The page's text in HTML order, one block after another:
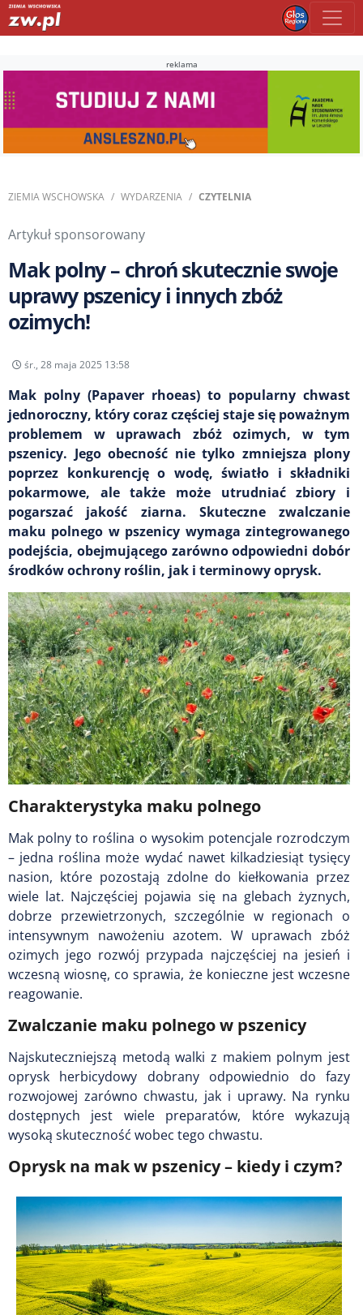
reklama
ZIEMIA WSCHOWSKA WYDARZENIA CZYTELNIA
Artykuł sponsorowany
Mak polny – chroń skutecznie swoje
uprawy pszenicy i innych zbóż
ozimych!
śr., 28 maja 2025 13:58
Mak polny (Papaver rhoeas) to popularny chwast
jednoroczny, który coraz częściej staje się poważnym
problemem w uprawach zbóż ozimych, w tym
pszenicy. Jego obecność nie tylko zmniejsza plony
poprzez konkurencję o wodę, światło i składniki
pokarmowe, ale także może utrudniać zbiory i
pogarszać jakość ziarna. Skuteczne zwalczanie
maku polnego w pszenicy wymaga zintegrowanego
podejścia, obejmującego zarówno odpowiedni dobór
środków ochrony roślin, jak i terminowy oprysk.
Charakterystyka maku polnego
Mak polny to roślina o wysokim potencjale rozrodczym
– jedna roślina może wydać nawet kilkadziesiąt tysięcy
nasion, które pozostają zdolne do kiełkowania przez
wiele lat. Najczęściej pojawia się na glebach żyznych,
dobrze przewietrzonych, szczególnie w regionach o
intensywnym nawożeniu azotem. W uprawach zbóż
ozimych jego rozwój przypada najczęściej na jesień i
wczesną wiosnę, co sprawia, że konieczne jest wczesne
reagowanie.
Zwalczanie maku polnego w pszenicy
Najskuteczniejszą metodą walki z makiem polnym jest
oprysk herbicydowy dobrany odpowiednio do fazy
rozwojowej zarówno chwastu, jak i uprawy. Na rynku
dostępnych jest wiele preparatów, które wykazują
wysoką skuteczność wobec tego chwastu.
Oprysk na mak w pszenicy – kiedy i czym?